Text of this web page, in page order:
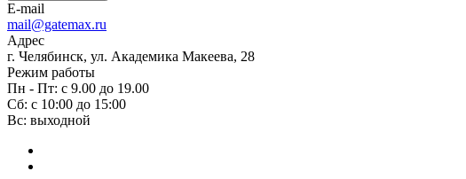
E-mail
mail@gatemax.ru
Адрес
г. Челябинск, ул. Академика Макеева, 28
Режим работы
Пн - Пт: с 9.00 до 19.00
Сб: с 10:00 до 15:00
Вс: выходной